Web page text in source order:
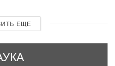
ЕЩЕ